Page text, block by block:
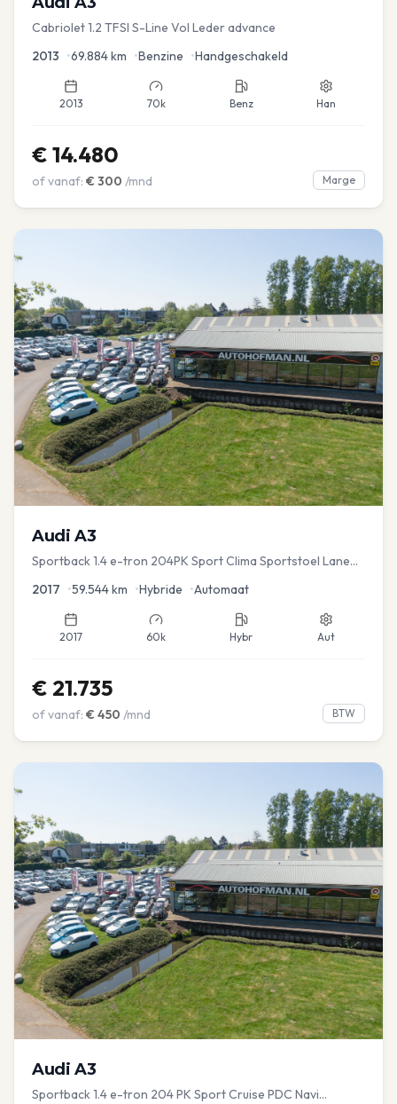
Cabriolet 1.2 TFSI S-Line Vol Leder advance
2013 •69.884km •Benzine •Handgeschakeld
2013 70k Benz Han
€ 14.480
of vanaf: € 300 /mnd Marge
Audi A3
Sportback 1.4 e-tron 204PK Sport Clima Sportstoel Lane
2017 •59.544km •Hybride •Automaat
2017 60k Hybr Aut
€ 21.735
of vanaf: € 450 /mnd BTW
Audi A3
Sportback 1.4 e-tron 204 PK Sport Cruise PDC Navi